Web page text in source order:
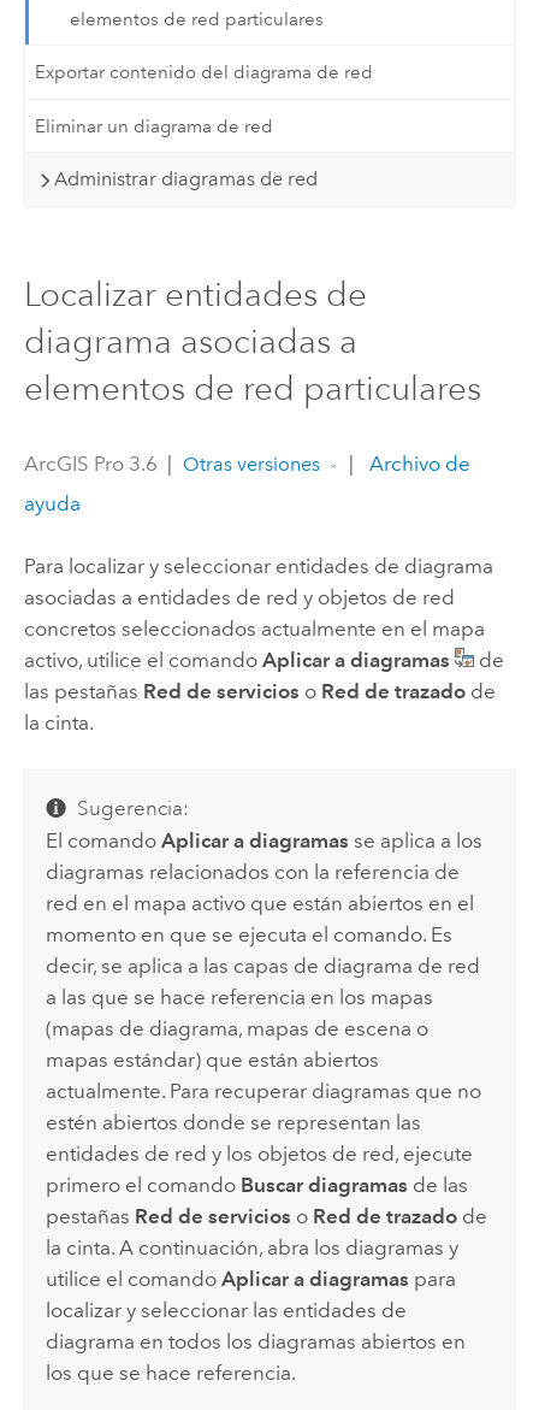
elementos de red particulares
Exportar contenido del diagrama de red
Eliminar un diagrama de red
Administrar diagramas de red
Localizar entidades de
diagrama asociadas a
elementos de red particulares
ArcGIS Pro 3.6 Otras versiones
Archivo de
ayuda
Para localizar y seleccionar entidades de diagrama
asociadas a entidades de red y objetos de red
concretos seleccionados actualmente en el mapa
activo, utilice el comando Aplicar a diagramas
de
las pestañas Red de servicios o Red de trazadode
la cinta.
Sugerencia:
El comandoAplicar a diagramas se aplica a los
diagramas relacionados con la referencia de
red en el mapa activo que están abiertos en el
momento en que se ejecuta el comando. Es
decir, se aplica a las capas de diagrama de red
a las que se hace referencia en los mapas
(mapas de diagrama, mapas de escena o
mapas estándar) que están abiertos
actualmente. Para recuperar diagramas que no
estén abiertos donde se representan las
entidades de red y los objetos de red, ejecute
primero el comando Buscar diagramas de las
pestañas Red de servicios o Red de trazado de
la cinta. A continuación, abra los diagramas y
utilice el comandoAplicar a diagramas para
localizar y seleccionar las entidades de
diagrama en todos los diagramas abiertos en
los que se hace referencia.